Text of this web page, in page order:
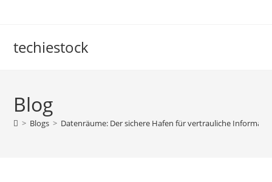
techiestock
Blog
> Blogs > Datenräume: Der sichere Hafen für vertrauliche